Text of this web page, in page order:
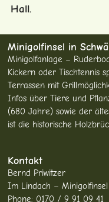
Hall.
Minigolfinsel in
Minigolfanlage –
Kickern oder Tischtennis
Terrassen mit
Infos über Tiere und
(680 Jahre) sowie der
ist die historische
Kontakt
Bernd Priwitzer
Im Lindach – Minigolfinsel
Phone: 0170 / 9 91 09 41